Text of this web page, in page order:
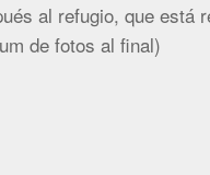
al refugio, que está
de fotos al final)